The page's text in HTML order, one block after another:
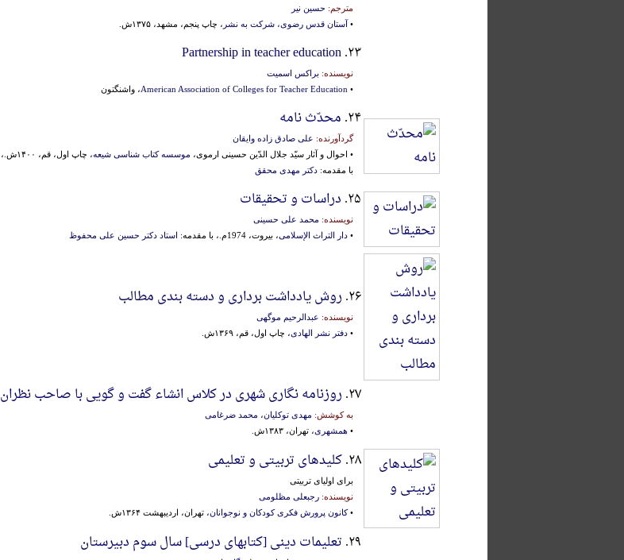
مترجم: حسین نیر
• آستان قدس رضوی، شرکت به نشر ، چاپ پنجم، مشهد، ۱۳۷۵ش.
۲۳. Partnership in teacher education
نویسنده: براکس اسمیت
•
American Association of Colleges for Teacher Education، واشنگتون
۲۴. محدّث نامه
گردآورنده: علی صادق زاده وایقان
• احوال و آثار سیّد جلال الدّین حسینی ارموی، موسسه کتاب شناسی شیعه
، چاپ اول، قم، ۱۴۰۰ش.،
با مقدمه: دکتر مهدی محقق
۲۵. دراسات و تحقیقات
نویسنده: محمد علی حسینی
• دار التراث الإسلامی، بیروت، 1974م.، با مقدمه: استاد دکتر حسین علی محفوظ
۲۶. روش یادداشت برداری و دسته بندی مطالب
نویسنده: عبدالرحیم موگهی
• دفتر نشر الهادی، چاپ اول، قم، ۱۳۶۹ش.
۲۷. روزنامه نگاری شهری در کلاس انشاء گفت و گویی با صاحب نظران
به کوشش: مهدی توکلیان، محمد ضرغامی
• همشهری، تهران، ۱۳۸۳ش.
۲۸. کلیدهای تربیتی و تعلیمی
برای اولیای تربیتی
نویسنده: رجبعلی مظلومی
•کانون پرورش فکری کودکان و نوجوانان، تهران، اردیبهشت ۱۳۶۴ش.
۲۹. تعلیمات دینی [کتابهای‌ درسی‌] سال‌ سوم‌ دبیرستان‌